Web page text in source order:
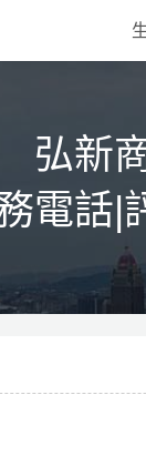
弘新
電話|